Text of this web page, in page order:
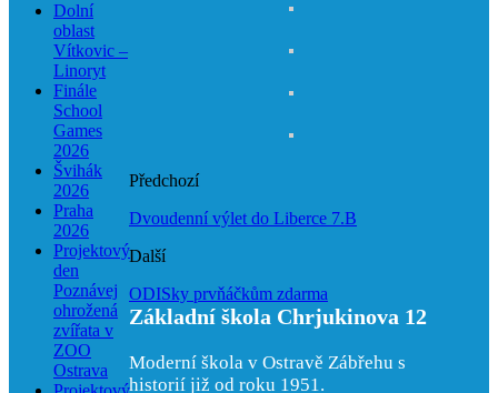
Dolní
oblast
Vítkovic –
Linoryt
Finále
School
Games
2026
Švihák
2026
Praha
2026
Projektový
den
Poznávej
ohrožená
zvířata v
ZOO
Ostrava
Předchozí
Dvoudenní výlet do Liberce 7.B
Další
ODISky prvňáčkům zdarma
Základní škola Chrjukinova 12
Moderní škola v Ostravě Zábřehu s
historií již od roku 1951.